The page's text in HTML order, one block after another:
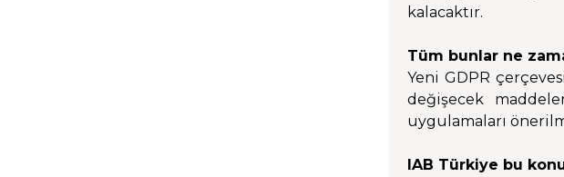
kalacaktır.
Tüm bunlar ne
Yeni GDPR
değişecek
uygulamaları
IAB Türkiye bu